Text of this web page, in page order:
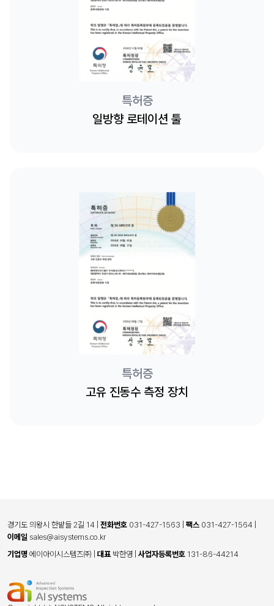
특허증
일방향 로테이션 툴
특허증
고유 진동수 측정 장치
경기도 의왕시 한밭들 2길 14 전화번호 031-427-1563 팩스 031-427-1564
이메일 sales@aisystems.co.kr
기업명 에이아이시스템즈㈜ 대표박한영 사업자등록번호 131-86-44214